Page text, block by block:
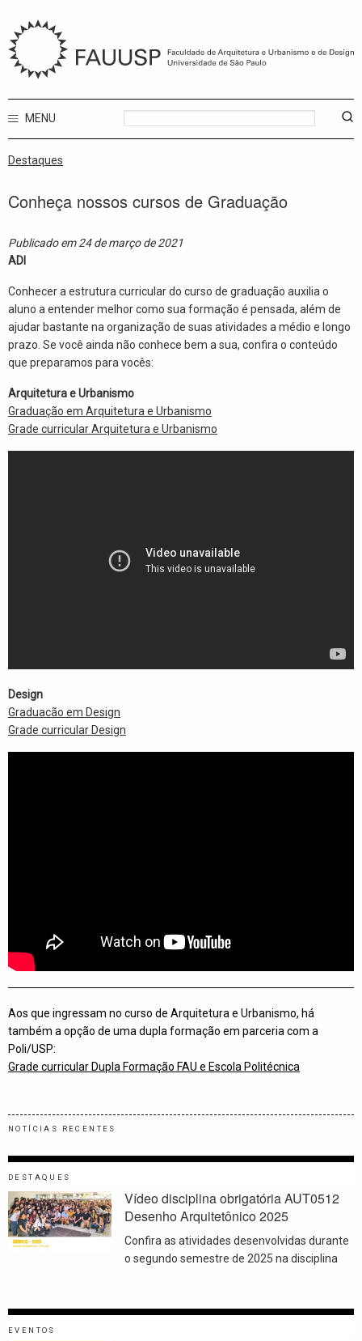
MENU
Destaques
Conheça nossos cursos de Graduação
Publicado em 24 de março de 2021
ADI
Conhecer a estrutura curricular do curso de graduação auxilia o
aluno a entender melhor como sua formação é pensada, além de
ajudar bastante na organização de suas atividades a médio e longo
prazo. Se você ainda não conhece bem a sua, confira o conteúdo
que preparamos para vocês:
Arquitetura e Urbanismo
Graduação em Arquitetura e Urbanismo
Grade curricular Arquitetura e Urbanismo
Design
Graduacão em Design
Grade curricular Design
Aos que ingressam no curso de Arquitetura e Urbanismo, há
também a opção de uma dupla formação em parceria com a
Poli/USP:
Grade curricular Dupla Formação FAU e Escola Politécnica
NOTÍCIAS RECENTES
DESTAQUES
Vídeo disciplina obrigatória AUT0512
Desenho Arquitetônico 2025
Confira as atividades desenvolvidas durante
o segundo semestre de 2025 na disciplina
EVENTOS